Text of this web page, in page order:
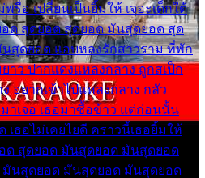
รื่อ เปลี่ยนเป็นยิ้มให้ เจอะเด็กใต้
อด สุดยอด สุดยอด มันสุดยอด สุด
สุดยอด แอบหลงรักสาวราม ที่พัก
าว ปากแดงแหลงกลาง ถูกสเป็ก
อยากเข้าไปแหลงกลาง กลัว
าเจอ เธอมาซื้อข้าว แต่ก่อนนั้น
เธอไม่เคยไยดี คราวนี้เธอยิ้มให้
ด สุดยอด มันสุดยอด มันสุดยอด
นสุดยอด มันสุดยอด มันสุดยอด